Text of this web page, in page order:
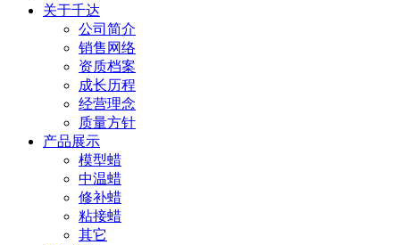
关于千达
公司简介
销售网络
资质档案
成长历程
经营理念
质量方针
产品展示
模型蜡
中温蜡
修补蜡
粘接蜡
其它